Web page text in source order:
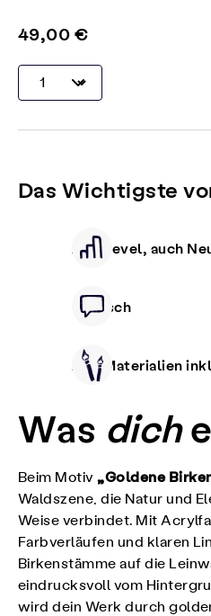
49,00 €
Das Wichtigste
Alle Level, auch
Deutsch
Alle Materialien
Was dich
Beim Motiv„Goldene
Waldszene, die Natur und
Weise verbindet. Mit
Farbverläufen und klaren
Birkenstämme auf die
eindrucksvoll vom
wird dein Werk durch